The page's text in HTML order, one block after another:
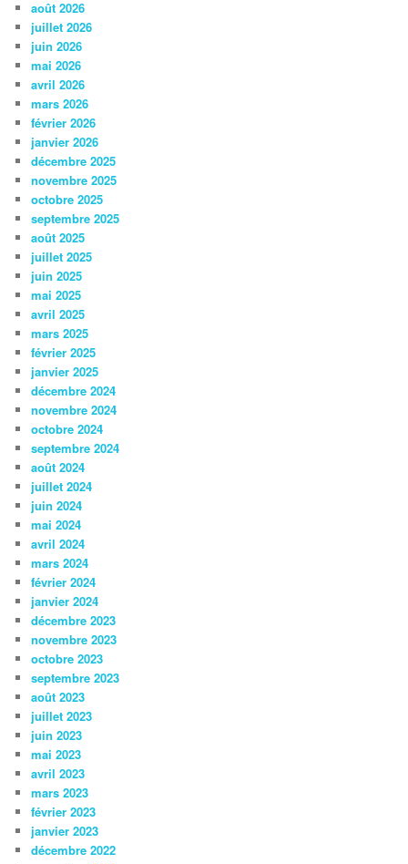
août 2026
juillet 2026
juin 2026
mai 2026
avril 2026
mars 2026
février 2026
janvier 2026
décembre 2025
novembre 2025
octobre 2025
septembre 2025
août 2025
juillet 2025
juin 2025
mai 2025
avril 2025
mars 2025
février 2025
janvier 2025
décembre 2024
novembre 2024
octobre 2024
septembre 2024
août 2024
juillet 2024
juin 2024
mai 2024
avril 2024
mars 2024
février 2024
janvier 2024
décembre 2023
novembre 2023
octobre 2023
septembre 2023
août 2023
juillet 2023
juin 2023
mai 2023
avril 2023
mars 2023
février 2023
janvier 2023
décembre 2022